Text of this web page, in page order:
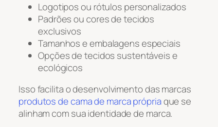
Logotipos ou rótulos personalizados
Padrões ou cores de tecidos
exclusivos
Tamanhos e embalagens especiais
Opções de tecidos sustentáveis e
ecológicos
Isso facilita o desenvolvimento das marcas
produtos de cama de marca própriaque se
alinham com sua identidade de marca.